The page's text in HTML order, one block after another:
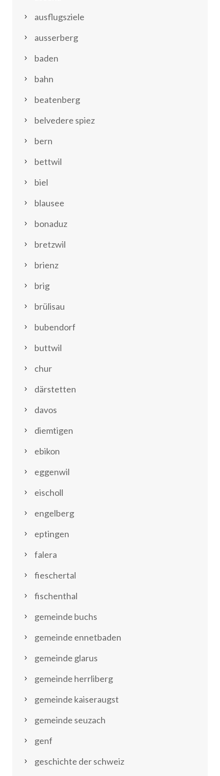
ausflugsziele
ausserberg
baden
bahn
beatenberg
belvedere spiez
bern
bettwil
biel
blausee
bonaduz
bretzwil
brienz
brig
brülisau
bubendorf
buttwil
chur
därstetten
davos
diemtigen
ebikon
eggenwil
eischoll
engelberg
eptingen
falera
fieschertal
fischenthal
gemeinde buchs
gemeinde ennetbaden
gemeinde glarus
gemeinde herrliberg
gemeinde kaiseraugst
gemeinde seuzach
genf
geschichte der schweiz